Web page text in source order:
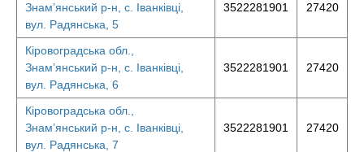
Знам’янський р-н, с. Іванківці,
вул. Радянська, 5
3522281901 27420
Кіровоградська обл.,
Знам’янський р-н, с. Іванківці,
вул. Радянська, 6
3522281901 27420
Кіровоградська обл.,
Знам’янський р-н, с. Іванківці,
вул. Радянська, 7
3522281901 27420